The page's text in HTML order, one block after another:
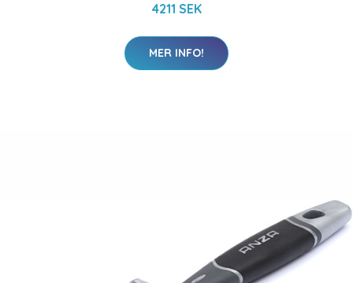
4211 SEK
MER INFO!